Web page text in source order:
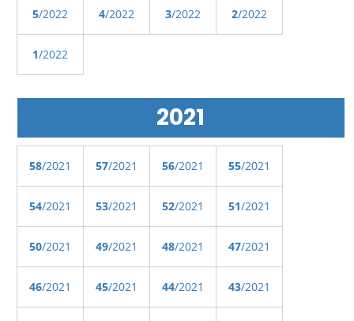
5/2022 4/2022 3/2022 2/2022
1/2022
2021
58/2021 57/2021 56/2021 55/2021
54/2021 53/2021 52/2021 51/2021
50/2021 49/2021 48/2021 47/2021
46/2021 45/2021 44/2021 43/2021